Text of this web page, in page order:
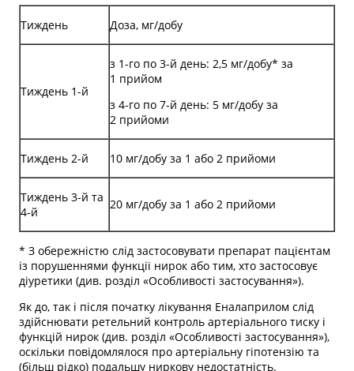
Тиждень Доза, мг/добу
Тиждень 1-й
з 1-го по 3-й день: 2,5 мг/добу* за
1 прийом
з 4-го по 7-й день: 5 мг/добу за
2 прийоми
Тиждень 2-й 10 мг/добу за 1 або 2 прийоми
Тиждень 3-й та
4-й
20 мг/добу за 1 або 2 прийоми
* З обережністю слід застосовувати препарат пацієнтам
із порушеннями функції нирок або тим, хто застосовує
діуретики (див. розділ «Особливості застосування»).
Як до, так і після початку лікування Еналаприлом слід
здійснювати ретельний контроль артеріального тиску і
функцій нирок (див. розділ «Особливості застосування»),
оскільки повідомлялося про артеріальну гіпотензію та
(більш рідко) подальшу ниркову недостатність.